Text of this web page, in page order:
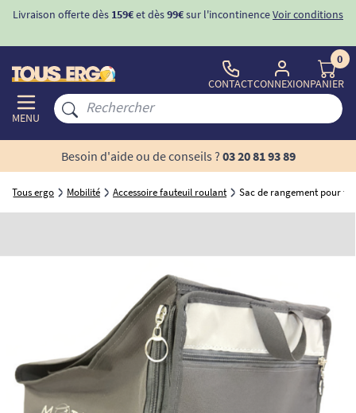
Livraison offerte dès 159€et dès99€sur l'incontinenceVoir conditions
MENU
CONTACTCONNEXION
0
PANIER
Besoin d'aide ou de conseils ? 03 20 81 93 89
Tous ergo Mobilité Accessoire fauteuil roulant Sac de rangement pour